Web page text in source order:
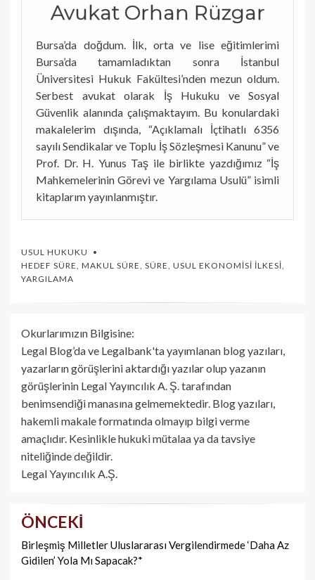
Avukat Orhan Rüzgar
Bursa’da doğdum. İlk, orta ve lise eğitimlerimi
Bursa’da tamamladıktan sonra İstanbul
Üniversitesi Hukuk Fakültesi’nden mezun oldum.
Serbest avukat olarak İş Hukuku ve Sosyal
Güvenlik alanında çalışmaktayım. Bu konulardaki
makalelerim dışında, “Açıklamalı İçtihatlı 6356
sayılı Sendikalar ve Toplu İş Sözleşmesi Kanunu” ve
Prof. Dr. H. Yunus Taş ile birlikte yazdığımız “İş
Mahkemelerinin Görevi ve Yargılama Usulü” isimli
kitaplarım yayınlanmıştır.
USUL HUKUKU
HEDEF SÜRE, MAKUL SÜRE, SÜRE, USUL EKONOMISI İLKESI,
YARGILAMA
Okurlarımızın Bilgisine:
Legal Blog’da ve Legalbank'ta yayımlanan blog yazıları,
yazarların görüşlerini aktardığı yazılar olup yazanın
görüşlerinin Legal Yayıncılık A. Ş. tarafından
benimsendiği manasına gelmemektedir. Blog yazıları,
hakemli makale formatında olmayıp bilgi verme
amaçlıdır. Kesinlikle hukuki mütalaa ya da tavsiye
niteliğinde değildir.
Legal Yayıncılık A.Ş.
Yazı
dolaşımı
ÖNCEKI
Birleşmiş Milletler Uluslararası Vergilendirmede ‘Daha Az
Gidilen’ Yola Mı Sapacak?*